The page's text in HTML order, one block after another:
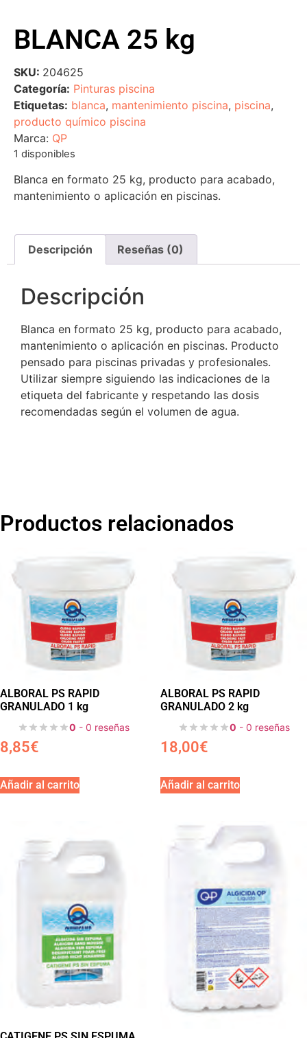
BLANCA 25 kg
SKU: 204625
Categoría: Pinturas piscina
Etiquetas: blanca, mantenimiento piscina, piscina,
producto químico piscina
Marca: QP
1 disponibles
Blanca en formato 25 kg, producto para acabado,
mantenimiento o aplicación en piscinas.
Descripción Reseñas (0)
Descripción
Blanca en formato 25 kg, producto para acabado,
mantenimiento o aplicación en piscinas. Producto
pensado para piscinas privadas y profesionales.
Utilizar siempre siguiendo las indicaciones de la
etiqueta del fabricante y respetando las dosis
recomendadas según el volumen de agua.
Productos relacionados
ALBORAL PS RAPID
GRANULADO 1 kg
0 - 0 reseñas
8,85€
Añadir al carrito
ALBORAL PS RAPID
GRANULADO 2 kg
0 - 0 reseñas
18,00€
Añadir al carrito